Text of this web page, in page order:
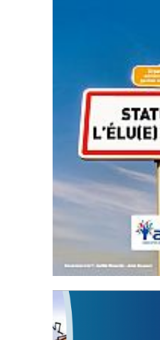
Statut de l’élu
3 avril 2024
Mise à jour avril 2024